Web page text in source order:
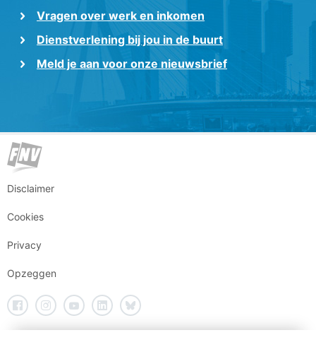
Vragen over werk en inkomen
Dienstverlening bij jou in de buurt
Meld je aan voor onze nieuwsbrief
Disclaimer
Cookies
Privacy
Opzeggen